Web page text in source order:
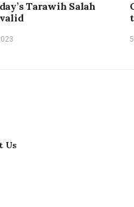
Tarawih Salah
Us